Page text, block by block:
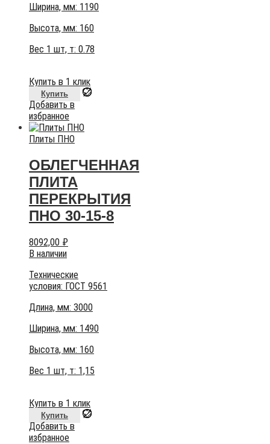
Ширина, мм: 1190
Высота, мм: 160
Вес 1 шт, т: 0.78
Купить в 1 клик
Купить
Добавить в
избранное
Плиты ПНО
ОБЛЕГЧЕННАЯ
ПЛИТА
ПЕРЕКРЫТИЯ
ПНО 30-15-8
8092,00 ₽
В наличии
Технические
условия: ГОСТ 9561
Длина, мм: 3000
Ширина, мм: 1490
Высота, мм: 160
Вес 1 шт, т: 1,15
Купить в 1 клик
Купить
Добавить в
избранное